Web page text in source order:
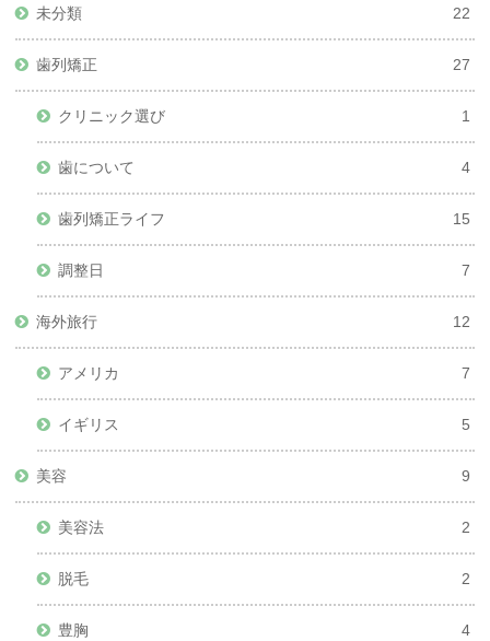
未分類 22
歯列矯正 27
クリニック選び 1
歯について 4
歯列矯正ライフ 15
調整日 7
海外旅行 12
アメリカ 7
イギリス 5
美容 9
美容法 2
脱毛 2
豊胸 4